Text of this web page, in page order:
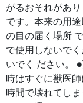
がるおそれがあ
です。本来の用
の目の届く場所
で使用しないで
いでく ださい。
時はすぐに獣医
時間で壊れてし